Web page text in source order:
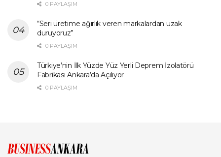
0 PAYLAŞIM
“Seri üretime ağırlık veren markalardan uzak
duruyoruz”
0 PAYLAŞIM
Türkiye’nin İlk Yüzde Yüz Yerli Deprem İzolatörü
Fabrikası Ankara’da Açılıyor
0 PAYLAŞIM